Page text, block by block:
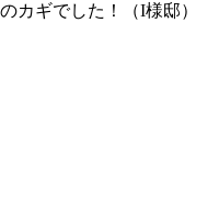
カギでした！（I様邸）